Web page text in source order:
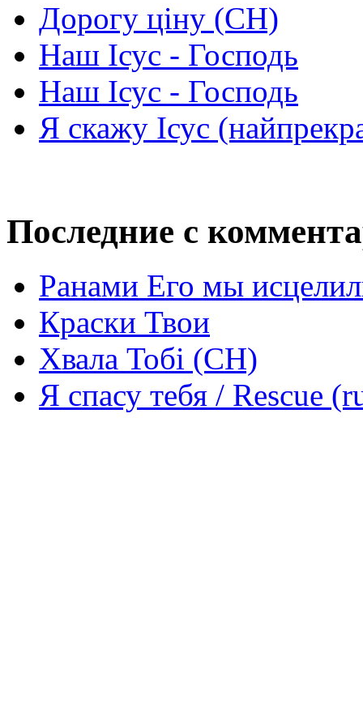
Дорогу ціну (СН)
Наш Ісус - Господь
Наш Ісус - Господь
Я скажу Ісус
Последние с
Ранами Его мы
Краски Твои
Хвала Тобі (СН)
Я спасу тебя / Rescue